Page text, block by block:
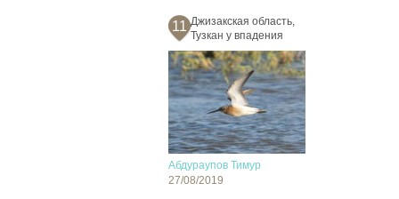
11 Джизакская область,
Тузкан у впадения
Абдураупов Тимур
27/08/2019